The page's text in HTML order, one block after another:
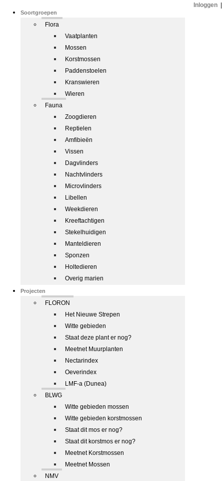
Soortgroepen
Flora
Vaatplanten
Mossen
Korstmossen
Paddenstoelen
Kranswieren
Wieren
Fauna
Zoogdieren
Reptielen
Amfibieën
Vissen
Dagvlinders
Nachtvlinders
Microvlinders
Libellen
Weekdieren
Kreeftachtigen
Stekelhuidigen
Manteldieren
Sponzen
Holtedieren
Overig marien
Projecten
FLORON
Het Nieuwe Strepen
Witte gebieden
Staat deze plant er nog?
Meetnet Muurplanten
Nectarindex
Oeverindex
LMF-a (Dunea)
BLWG
Witte gebieden mossen
Witte gebieden korstmossen
Staat dit mos er nog?
Staat dit korstmos er nog?
Meetnet Korstmossen
Meetnet Mossen
NMV
Inloggen